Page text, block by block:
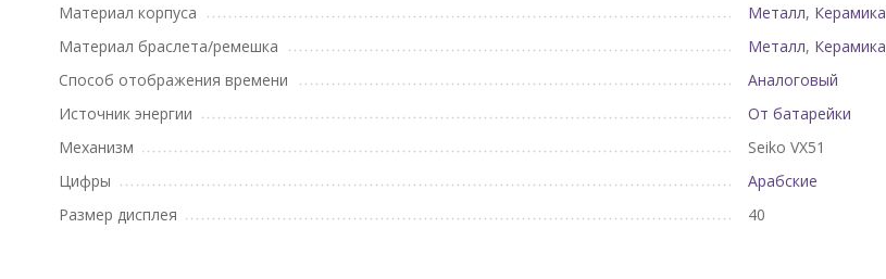
Материал корпуса
Металл, Керамика
Материал браслета/ремешка
Металл, Керамика
Способ отображения времени
Аналоговый
Источник энергии
От батарейки
Механизм
Seiko VX51
Цифры
Арабские
Размер дисплея
40